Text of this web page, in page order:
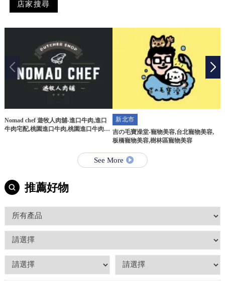
Nomad chef 遊牧人肉舖-進口牛肉,進口
牛肉宅配,桃園進口牛肉,桃園進口牛肉宅
新北市
吉の毛寶澡堂-寵物美容,台北寵物美容,
板橋寵物美容,樹林區寵物美容
See More
推薦好物